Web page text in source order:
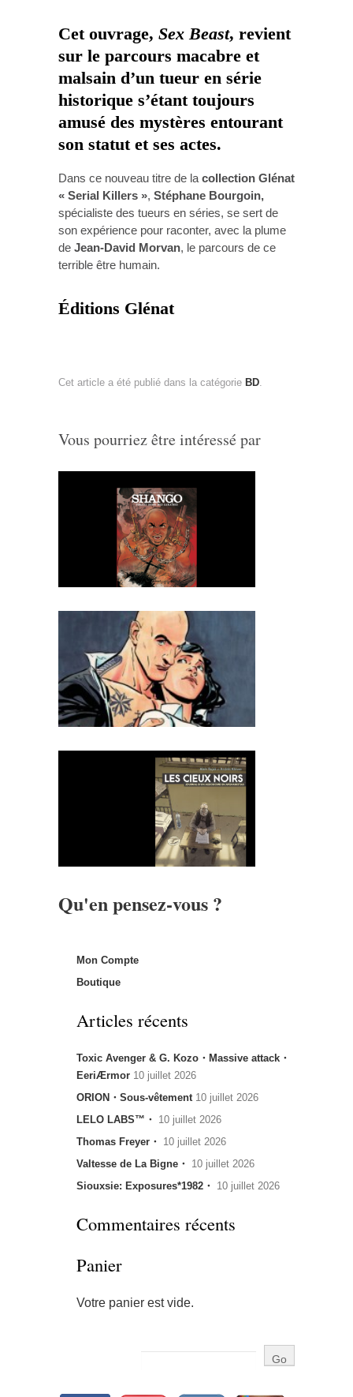
Cet ouvrage, Sex Beast, revient
sur le parcours macabre et
malsain d’un tueur en série
historique s’étant toujours
amusé des mystères entourant
son statut et ses actes.
Dans ce nouveau titre de la collection Glénat
« Serial Killers », Stéphane Bourgoin,
spécialiste des tueurs en séries, se sert de
son expérience pour raconter, avec la plume
de Jean-David Morvan, le parcours de ce
terrible être humain.
Éditions Glénat
Cet article a été publié dans la catégorie BD
Vous pourriez être intéressé par
Qu'en pensez-vous ?
Mon Compte
Boutique
Articles récents
Toxic Avenger & G. Kozo・Massive attack・
EeriÆrmor 10 juillet 2026
ORION・Sous-vêtement 10 juillet 2026
LELO LABS™・ 10 juillet 2026
Thomas Freyer・ 10 juillet 2026
Valtesse de La Bigne・ 10 juillet 2026
Siouxsie: Exposures*1982・ 10 juillet 2026
Commentaires récents
Panier
Votre panier est vide.